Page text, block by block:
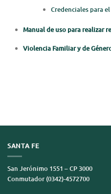
Credenciales para
Manual de uso para realizar
Violencia Familiar y de
SANTA FE
San Jerónimo 1551 – CP 3000
Conmutador (0342)-4572700